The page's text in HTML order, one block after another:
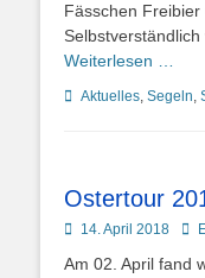
Fässchen Freibier
Weiterlesen …
Kategorien
Aktuelles, Segeln,
Ostertour
Posted
14. April 2018
Am 02. April fand